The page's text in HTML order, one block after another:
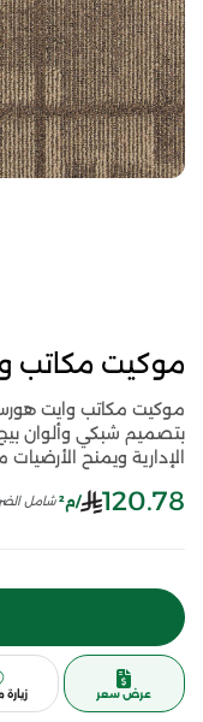
موكيت مكاتب
بتصميم شبكي وألوان
الإدارية ويمنح
120.78 /م² شامل
عرض سعر